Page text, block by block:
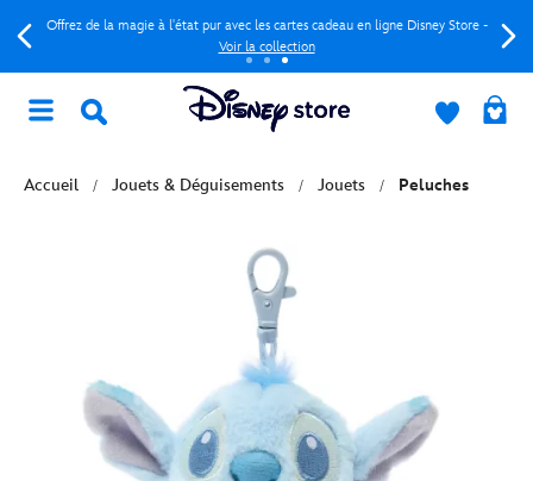
Offrez de la magie à l'état pur avec les cartes cadeau en ligne Disney Store -
Voir la collection
Accueil Jouets & Déguisements Jouets Peluches